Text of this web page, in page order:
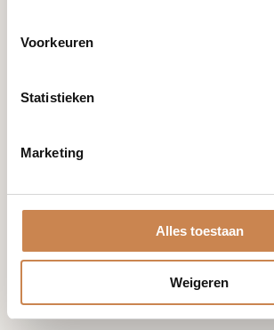
Voorkeuren
Statistieken
Marketing
Alles toestaan
Weigeren
Accountgegevens